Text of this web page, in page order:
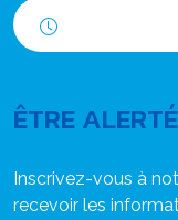
ÊTRE ALERTÉ
Inscrivez-vous à
recevoir les